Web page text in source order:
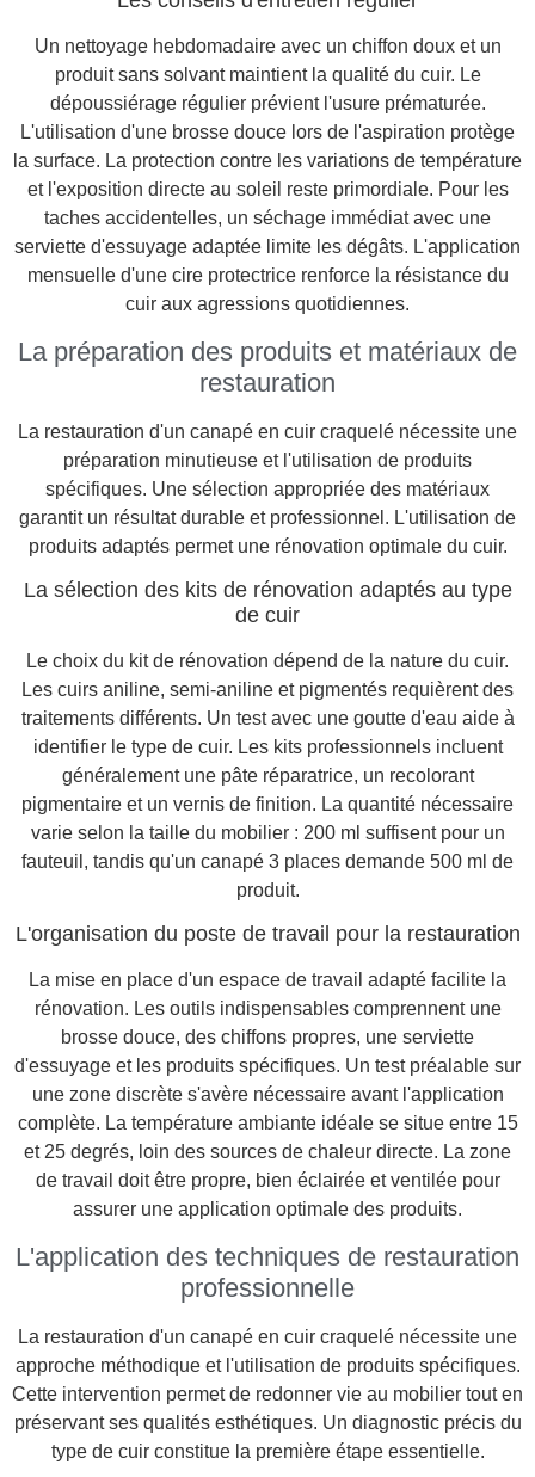
Un nettoyage hebdomadaire avec un chiffon doux et un
produit sans solvant maintient la qualité du cuir. Le
dépoussiérage régulier prévient l'usure prématurée.
L'utilisation d'une brosse douce lors de l'aspiration protège
la surface. La protection contre les variations de température
et l'exposition directe au soleil reste primordiale. Pour les
taches accidentelles, un séchage immédiat avec une
serviette d'essuyage adaptée limite les dégâts. L'application
mensuelle d'une cire protectrice renforce la résistance du
cuir aux agressions quotidiennes.
La préparation des produits et matériaux de
restauration
La restauration d'un canapé en cuir craquelé nécessite une
préparation minutieuse et l'utilisation de produits
spécifiques. Une sélection appropriée des matériaux
garantit un résultat durable et professionnel. L'utilisation de
produits adaptés permet une rénovation optimale du cuir.
La sélection des kits de rénovation adaptés au type
de cuir
Le choix du kit de rénovation dépend de la nature du cuir.
Les cuirs aniline, semi-aniline et pigmentés requièrent des
traitements différents. Un test avec une goutte d'eau aide à
identifier le type de cuir. Les kits professionnels incluent
généralement une pâte réparatrice, un recolorant
pigmentaire et un vernis de finition. La quantité nécessaire
varie selon la taille du mobilier : 200 ml suffisent pour un
fauteuil, tandis qu'un canapé 3 places demande 500 ml de
produit.
L'organisation du poste de travail pour la restauration
La mise en place d'un espace de travail adapté facilite la
rénovation. Les outils indispensables comprennent une
brosse douce, des chiffons propres, une serviette
d'essuyage et les produits spécifiques. Un test préalable sur
une zone discrète s'avère nécessaire avant l'application
complète. La température ambiante idéale se situe entre 15
et 25 degrés, loin des sources de chaleur directe. La zone
de travail doit être propre, bien éclairée et ventilée pour
assurer une application optimale des produits.
L'application des techniques de restauration
professionnelle
La restauration d'un canapé en cuir craquelé nécessite une
approche méthodique et l'utilisation de produits spécifiques.
Cette intervention permet de redonner vie au mobilier tout en
préservant ses qualités esthétiques. Un diagnostic précis du
type de cuir constitue la première étape essentielle.